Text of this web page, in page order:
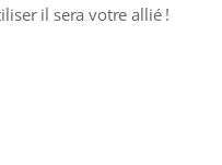
il sera votre allié !